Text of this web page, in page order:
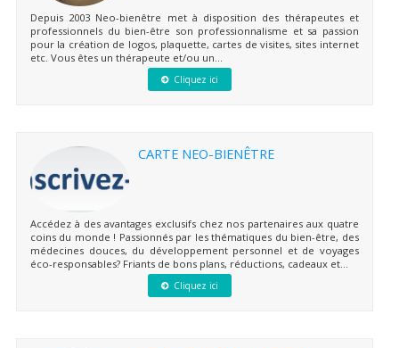
Depuis 2003 Neo-bienêtre met à disposition des thérapeutes et
professionnels du bien-être son professionnalisme et sa passion
pour la création de logos, plaquette, cartes de visites, sites internet
etc. Vous êtes un thérapeute et/ou un...
Cliquez ici
CARTE NEO-BIENÊTRE
Accédez à des avantages exclusifs chez nos partenaires aux quatre
coins du monde ! Passionnés par les thématiques du bien-être, des
médecines douces, du développement personnel et de voyages
éco-responsables? Friants de bons plans, réductions, cadeaux et...
Cliquez ici